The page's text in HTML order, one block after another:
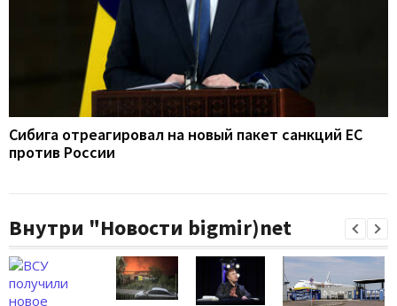
Сибига отреагировал на новый пакет санкций ЕС
против России
Внутри "Новости bigmir)net